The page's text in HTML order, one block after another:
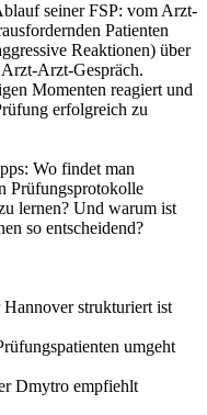
seiner FSP: vom Arzt-
Patienten
Reaktionen) über
Arzt-Gespräch.
Momenten reagiert und
erfolgreich zu
Wo findet man
Prüfungsprotokolle
lernen? Und warum ist
so entscheidend?
strukturiert ist
umgeht
Dmytro empfiehlt